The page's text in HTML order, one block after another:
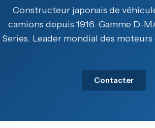
Constructeur japonais de
camions depuis 1916. Gamme D-
Series. Leader mondial des
Contacter